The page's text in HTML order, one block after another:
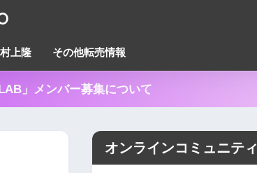
村上隆 その他転売情報
」メンバー募集について
オンラインコミュニティ